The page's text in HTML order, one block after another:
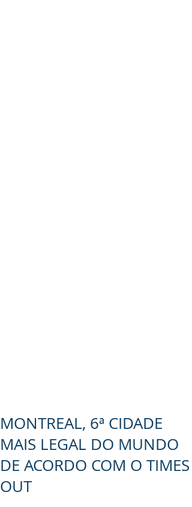
MONTREAL, 6ª CIDADE
MAIS LEGAL DO MUNDO
DE ACORDO COM O TIMES
OUT